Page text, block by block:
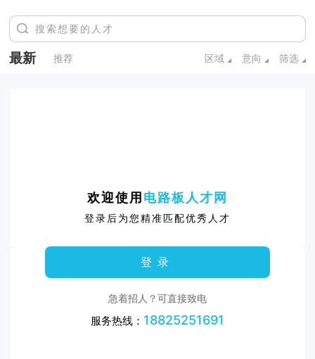
最新 推荐 区域 意向 筛选
欢迎使用 电路板人才网
登录后为您精准匹配优秀人才
登录
急着招人？可直接致电
服务热线： 18825251691